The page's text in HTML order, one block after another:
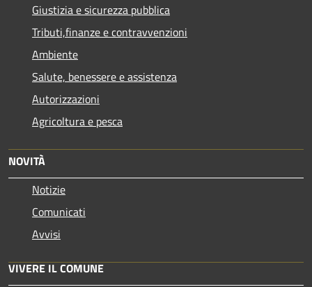
Giustizia e sicurezza pubblica
Tributi,finanze e contravvenzioni
Ambiente
Salute, benessere e assistenza
Autorizzazioni
Agricoltura e pesca
NOVITÀ
Notizie
Comunicati
Avvisi
VIVERE IL COMUNE